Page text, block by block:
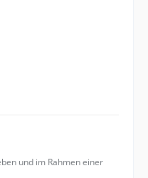
und im Rahmen einer